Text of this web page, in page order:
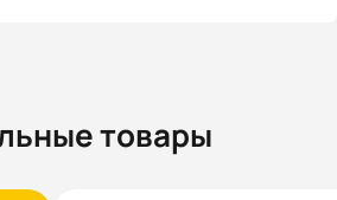
товары